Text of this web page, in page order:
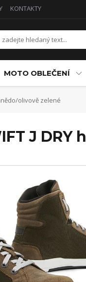
KONTAKTY
MOTO OBLEČENÍ
olivově zelené
J